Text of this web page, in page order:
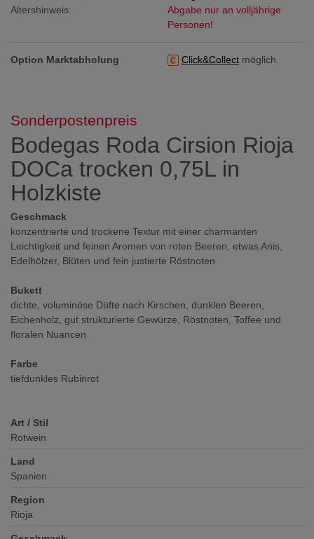
Altershinweis:
Abgabe nur an volljährige
Personen!
Option Marktabholung Click&Collect möglich.
Sonderpostenpreis
Bodegas Roda Cirsion Rioja
DOCa trocken 0,75L in
Holzkiste
Geschmack
konzentrierte und trockene Textur mit einer charmanten
Leichtigkeit und feinen Aromen von roten Beeren, etwas Anis,
Edelhölzer, Blüten und fein justierte Röstnoten
Bukett
dichte, voluminöse Düfte nach Kirschen, dunklen Beeren,
Eichenholz, gut strukturierte Gewürze, Röstnoten, Toffee und
floralen Nuancen
Farbe
tiefdunkles Rubinrot
Art / Stil
Rotwein
Land
Spanien
Region
Rioja